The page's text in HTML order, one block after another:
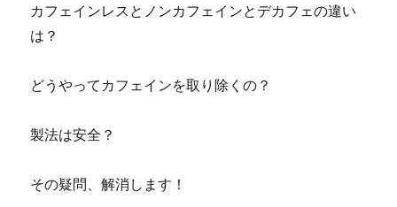
カフェインレスとノンカフェインとデカフェの違い
は？
どうやってカフェインを取り除くの？
製法は安全？
その疑問、解消します！